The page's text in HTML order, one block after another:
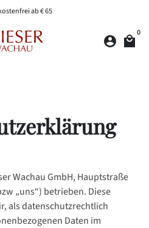
ab € 65
account_circle local_mall
0
Wachau GmbH, Hauptstraße
„uns“) betrieben. Diese
als datenschutzrechtlich
Daten im